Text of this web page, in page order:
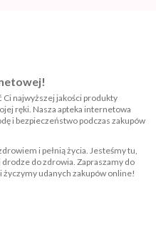
najwyższej jakości produkty
ręki. Nasza apteka internetowa
i bezpieczeństwo podczas zakupów
i pełnią życia. Jesteśmy tu,
drodze do zdrowia. Zapraszamy do
udanych zakupów online!